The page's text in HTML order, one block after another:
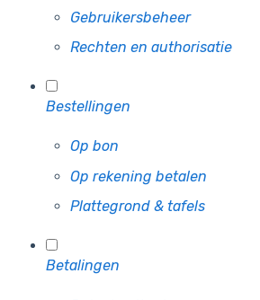
Gebruikersbeheer
Rechten en authorisatie
Bestellingen
Op bon
Op rekening betalen
Plattegrond & tafels
Betalingen